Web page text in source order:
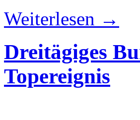
Weiterlesen →
Dreitägiges
Topereignis